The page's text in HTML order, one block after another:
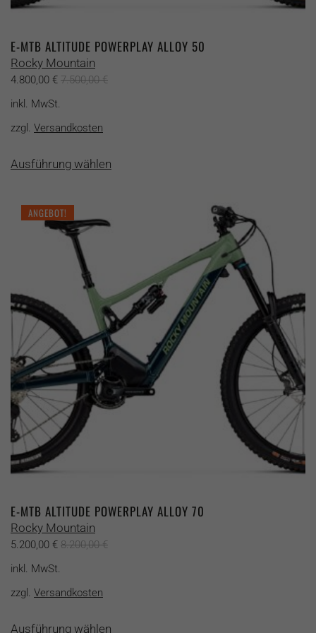
E-MTB ALTITUDE POWERPLAY ALLOY 50
Rocky Mountain
4.800,00 € 7.500,00€
inkl. MwSt.
zzgl. Versandkosten
Ausführung wählenProdukt
Optionen
können
auf
der
Produktseite
gewählt
werden
ANGEBOT!
E-MTB ALTITUDE POWERPLAY ALLOY 70
Rocky Mountain
5.200,00 € 8.200,00€
inkl. MwSt.
zzgl. Versandkosten
Ausführung wählen